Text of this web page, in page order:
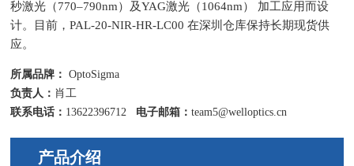
秒激光（770–790nm）及YAG激光（1064nm） 加工应用而设
计。目前，PAL-20-NIR-HR-LC00 在深圳仓库保持长期现货供
应。
所属品牌： OptoSigma
负责人： 肖工
联系电话： 13622396712 电子邮箱：team5@welloptics.cn
产品介绍